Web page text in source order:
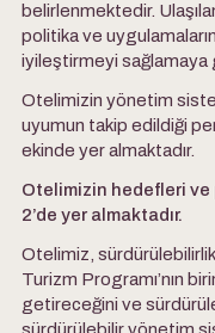
belirlenmektedir.
politika ve
iyileştirmeyi
Otelimizin yönetim
uyumun takip edildiği
ekinde yer almaktadır.
Otelimizin hedefleri
2’de yer almaktadır.
Otelimiz,
Turizm Programı’nın
getireceğini ve